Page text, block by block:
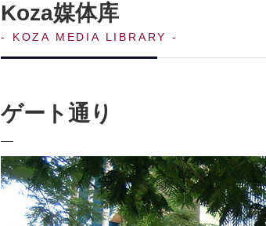
Koza媒体库
KOZA MEDIA LIBRARY
ゲート通り